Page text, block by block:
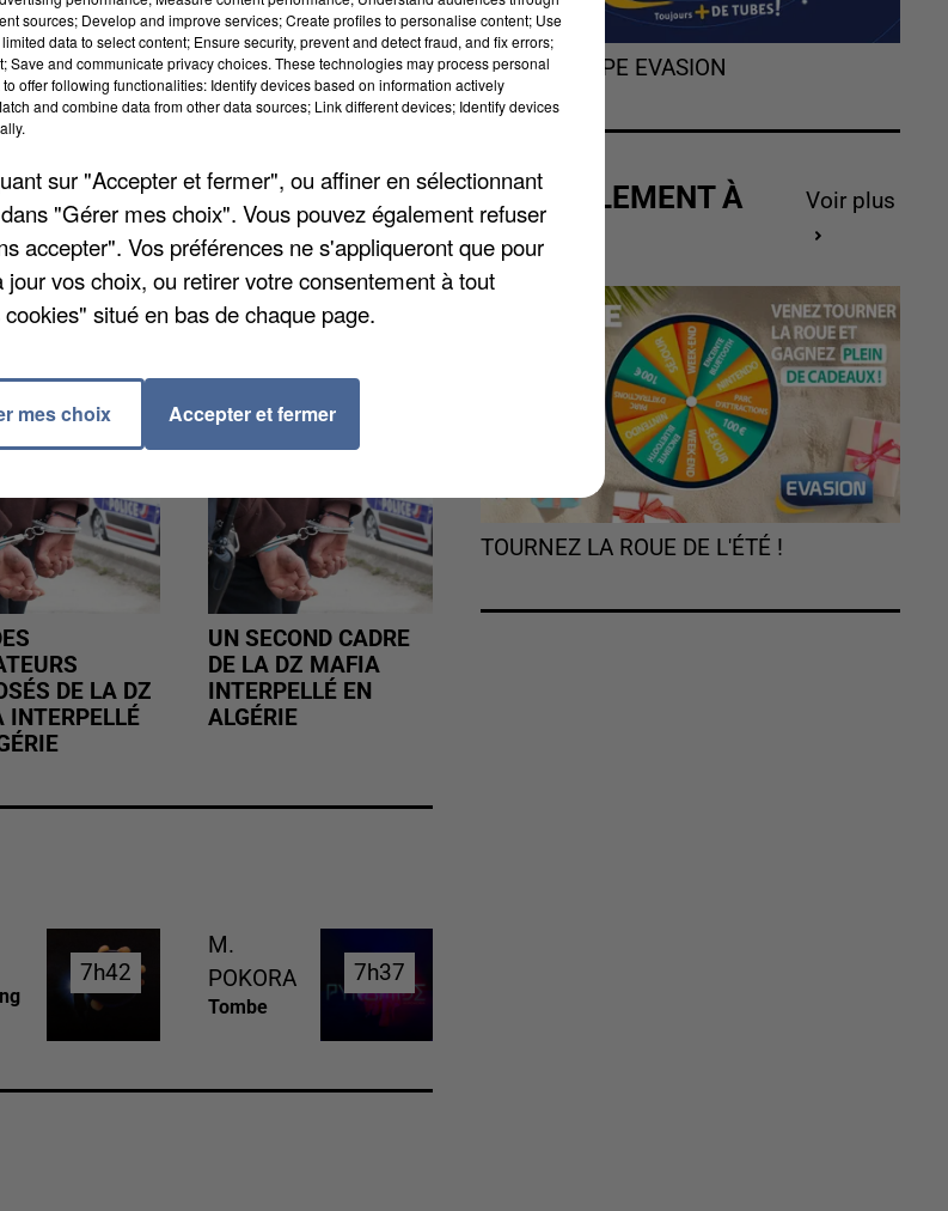
a également été écartée. Les gendarmes
été évoqué le nom Reynald Fontaine
disparu depuis mi-juillet mais les
DE LA DZ
INTERPELLÉ
UN SECOND CADRE
DE LA DZ MAFIA
INTERPELLÉ EN
ALGÉRIE
7h42
7h42
M.
POKORA
Tombe
7h37
7h37
L'HOROSCOPE EVASION
ACTUELLEMENT À
GAGNER
Voir plus
TOURNEZ LA ROUE DE L'ÉTÉ !
sources; Develop and improve services; Create profiles to personalise content; Use
data to select content; Ensure security, prevent and detect fraud, and fix errors;
Save and communicate privacy choices. These technologies may process personal
offer following functionalities: Identify devices based on information actively
and combine data from other data sources; Link different devices; Identify devices
sur "Accepter et fermer", ou affiner en sélectionnant
"Gérer mes choix". Vous pouvez également refuser
accepter". Vos préférences ne s'appliqueront que pour
vos choix, ou retirer votre consentement à tout
situé en bas de chaque page.
mes choix Accepter et fermer